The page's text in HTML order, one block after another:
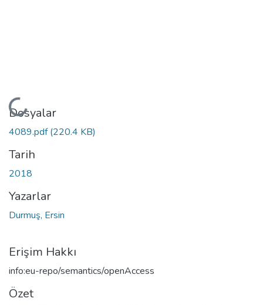
Yükleniyor...
Dosyalar
4089.pdf(220.4 KB)
Tarih
2018
Yazarlar
Durmuş, Ersin
Erişim Hakkı
info:eu-repo/semantics/openAccess
Özet